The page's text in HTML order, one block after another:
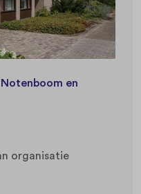
en
organisatie